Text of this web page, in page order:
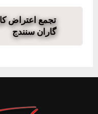
تجمع اعتراض
گاران سنندج